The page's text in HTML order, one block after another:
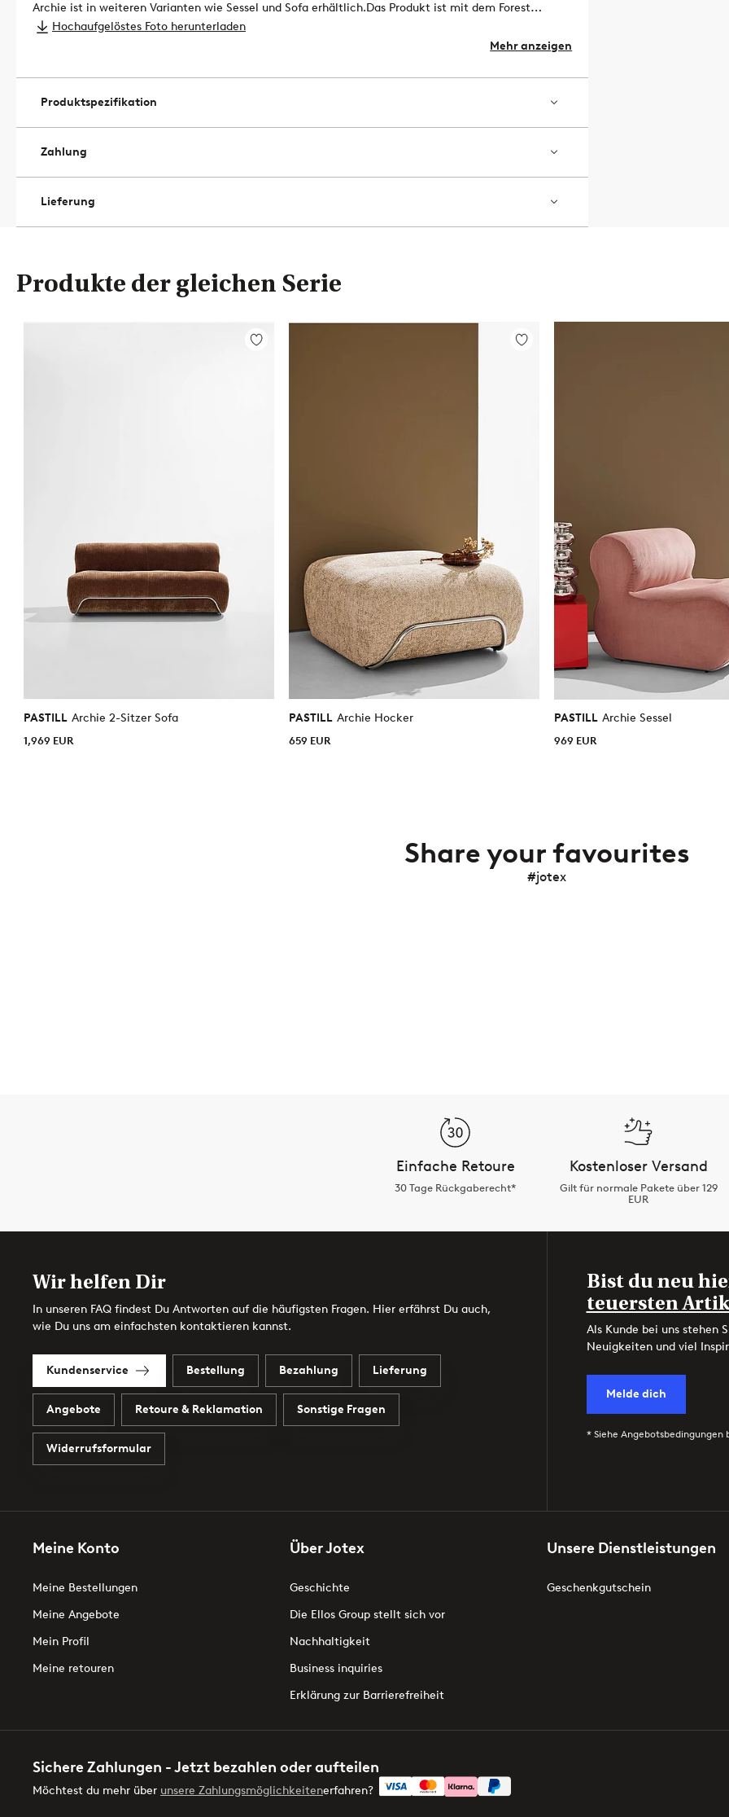
Archie ist in weiteren Varianten wie Sessel und Sofa erhältlich.Das Produkt ist mit dem Forest
Stewardship Council (FSC) zertifiziert, was bedeutet, dass es Holz enthält, das aus
Hochaufgelöstes Foto herunterladen
Mehr anzeigen
Produktspezifikation
Zahlung
Lieferung
Produkte der gleichen Serie
Zu
PASTILL Archie 2-Sitzer Sofa
1,969 EUR
Zu
PASTILL Archie Hocker
659 EUR
PASTILL Archie Sessel
969 EUR
Share your favourites
#jotex
Einfache Retoure
30 Tage Rückgaberecht*
Kostenloser Versand
Gilt für normale Pakete über 129
EUR
Wir helfen Dir
In unseren FAQ findest Du Antworten auf die häufigsten Fragen. Hier erfährst Du auch,
wie Du uns am einfachsten kontaktieren kannst.
Kundenservice Bestellung Bezahlung Lieferung
Angebote Retoure & Reklamation Sonstige Fragen
Widerrufsformular
Bist du neu
teuersten
Als Kunde bei uns stehen
Neuigkeiten und viel
Melde dich
* Siehe Angebotsbedingungen
Meine Konto
Meine Bestellungen
Meine Angebote
Mein Profil
Meine retouren
Über Jotex
Geschichte
Die Ellos Group stellt sich vor
Nachhaltigkeit
Business inquiries
Erklärung zur Barrierefreiheit
Unsere Dienstleistungen
Geschenkgutschein
Sichere Zahlungen - Jetzt bezahlen oder aufteilen
Möchtest du mehr über unsere Zahlungsmöglichkeitenerfahren?